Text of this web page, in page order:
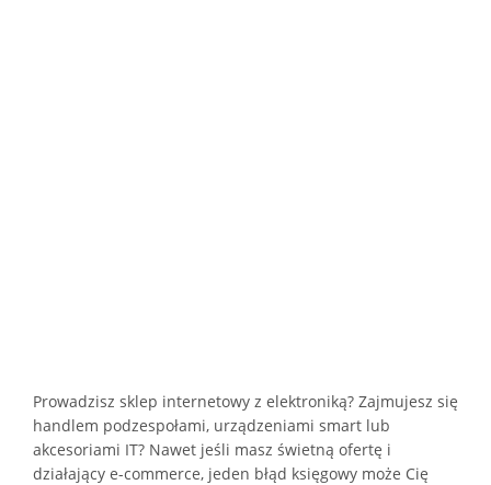
Prowadzisz sklep internetowy z elektroniką? Zajmujesz się
handlem podzespołami, urządzeniami smart lub
akcesoriami IT? Nawet jeśli masz świetną ofertę i
działający e-commerce, jeden błąd księgowy może Cię